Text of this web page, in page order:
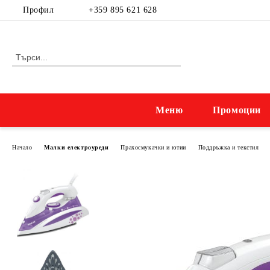
Профил +359 895 621 628
Меню Промоции
Начало Малки електроуреди Прахосмукачки и ютии Поддръжка и текстил